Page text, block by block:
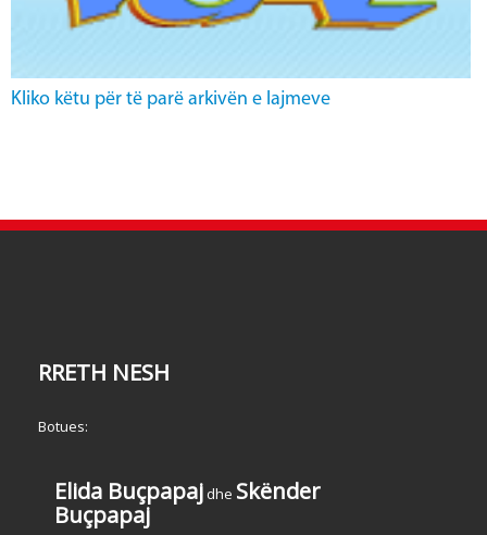
Kliko këtu për të parë arkivën e lajmeve
RRETH NESH
Botues:
Elida Buçpapaj dhe Skënder
Buçpapaj